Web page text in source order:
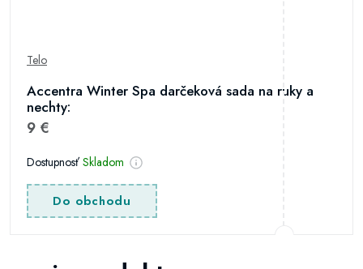
Telo
Accentra Winter Spa darčeková sada na ruky a
nechty:
9 €
Dostupnosť Skladom
Do obchodu